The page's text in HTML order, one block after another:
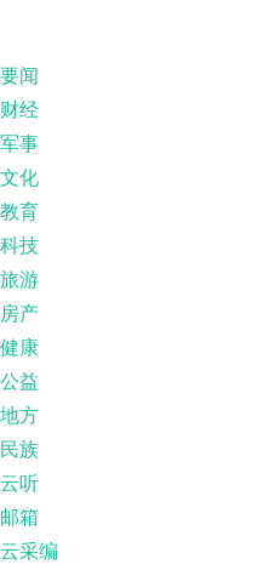
要闻
财经
军事
文化
教育
科技
旅游
房产
健康
公益
地方
民族
云听
邮箱
云采编